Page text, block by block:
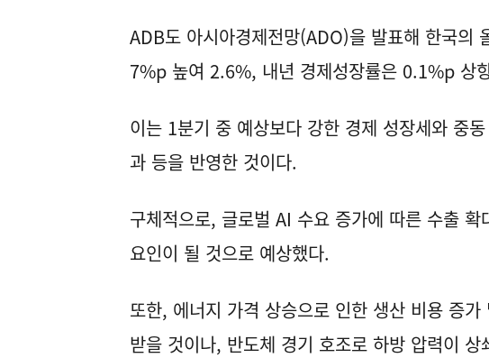
ADB도 아시아경제전망(ADO)을 발표해 한국의
7%p 높여 2.6%, 내년 경제성장률은 0.1%p 상
이는 1분기 중 예상보다 강한 경제 성장세와 중
과 등을 반영한 것이다.
구체적으로, 글로벌 AI 수요 증가에 따른 수출
요인이 될 것으로 예상했다.
또한, 에너지 가격 상승으로 인한 생산 비용 증
받을 것이나, 반도체 경기 호조로 하방 압력이 상